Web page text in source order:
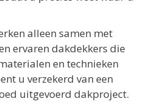
alleen samen met
ervaren dakdekkers die
en technieken
u verzekerd van een
uitgevoerd dakproject.